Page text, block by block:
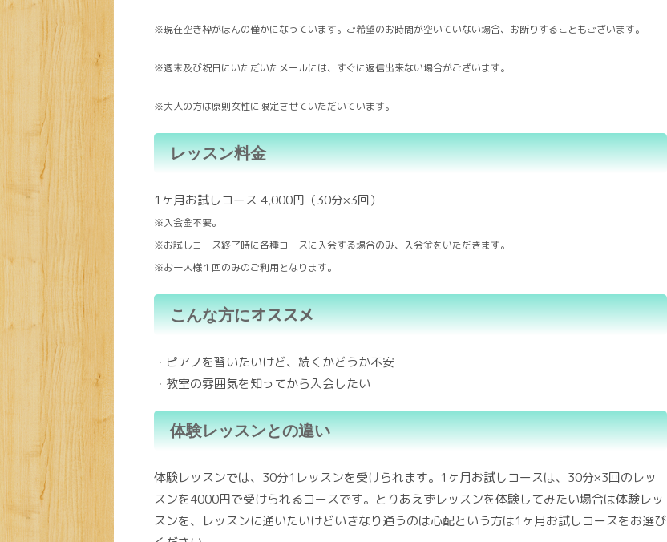
※現在空き枠がほんの僅かになっています。ご希望のお時間が空いていない場合、お断りすることもございます。
※週末及び祝日にいただいたメールには、すぐに返信出来ない場合がございます。
※大人の方は原則女性に限定させていただいています。
レッスン料金
1ヶ月お試しコース 4,000円（30分×3回）
※入会金不要。
※お試しコース終了時に各種コースに入会する場合のみ、入会金をいただきます。
※お一人様１回のみのご利用となります。
こんな方にオススメ
・ピアノを習いたいけど、続くかどうか不安
・教室の雰囲気を知ってから入会したい
体験レッスンとの違い
体験レッスンでは、30分1レッスンを受けられます。1ヶ月お試しコースは、30分×3回のレッ
スンを4000円で受けられるコースです。とりあえずレッスンを体験してみたい場合は体験レッ
スンを、レッスンに通いたいけどいきなり通うのは心配という方は1ヶ月お試しコースをお選び